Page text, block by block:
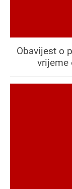
Obavijest o
vrijeme